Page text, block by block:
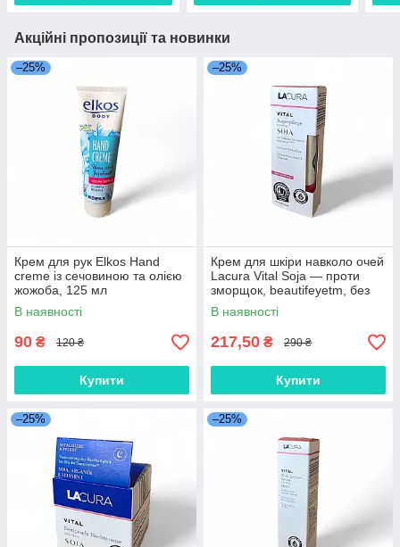
Акційні пропозиції та новинки
–25%
Крем для рук Elkos Hand
creme із сечовиною та олією
жожоба, 125 мл
В наявності
90 ₴ 120 ₴
Купити
–25%
Крем для шкіри навколо очей
Lacura Vital Soja — проти
зморщок, beautifeyetm, без
аромату 15 мл
В наявності
217,50 ₴ 290 ₴
Купити
–25% –25%